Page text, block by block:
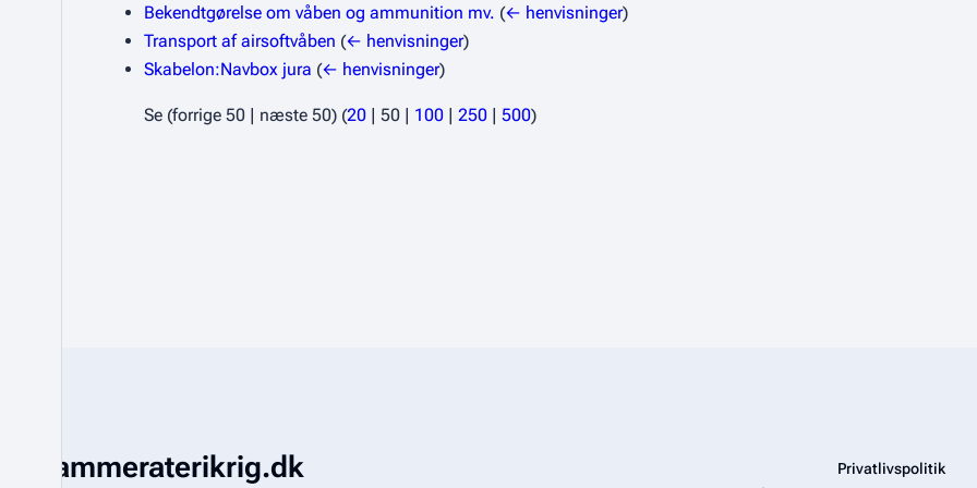
Bekendtgørelse om våben og ammunition mv. (← henvisninger)
Transport af airsoftvåben (← henvisninger)
Skabelon:Navbox jura (← henvisninger)
Se (forrige 50 | næste 50) (20 | 50 | 100 | 250 | 500)
Kammeraterikrig.dk Privatlivspolitik